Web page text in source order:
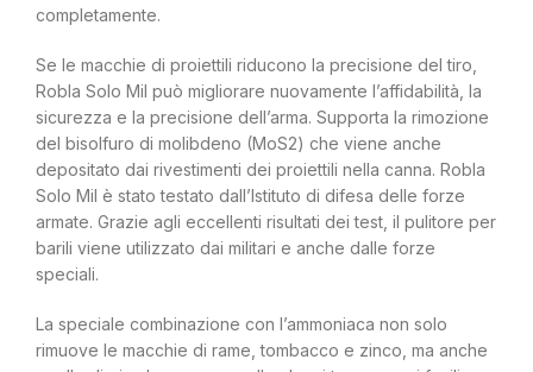
completamente.
Se le macchie di proiettili riducono la precisione del tiro,
Robla Solo Mil può migliorare nuovamente l’affidabilità, la
sicurezza e la precisione dell’arma. Supporta la rimozione
del bisolfuro di molibdeno (MoS2) che viene anche
depositato dai rivestimenti dei proiettili nella canna. Robla
Solo Mil è stato testato dall’Istituto di difesa delle forze
armate. Grazie agli eccellenti risultati dei test, il pulitore per
barili viene utilizzato dai militari e anche dalle forze
speciali.
La speciale combinazione con l’ammoniaca non solo
rimuove le macchie di rame, tombacco e zinco, ma anche